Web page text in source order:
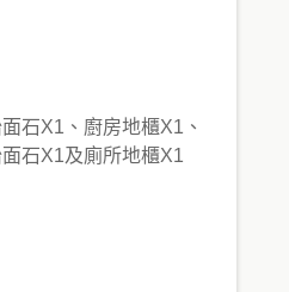
石X1、廚房地櫃X1、
石X1及廁所地櫃X1